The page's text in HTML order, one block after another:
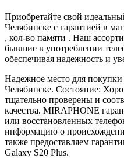
Приобретайте свой
Челябинске с гарантией в
, кол-во памяти . Наш
бывшие в употреблении
обеспечивая надежность и
Надежное место для
Челябинске. Состояние:
тщательно проверены и
качества. MIRAPHONE
или восстановленных
информацию о
также предоставляем
Galaxy S20 Plus.